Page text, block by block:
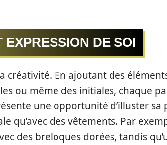
DE SOI
créativité. En ajoutant des
ou même des initiales, chaque
une opportunité d’illuster sa
qu’avec des vêtements. Par
des breloques dorées, tandis